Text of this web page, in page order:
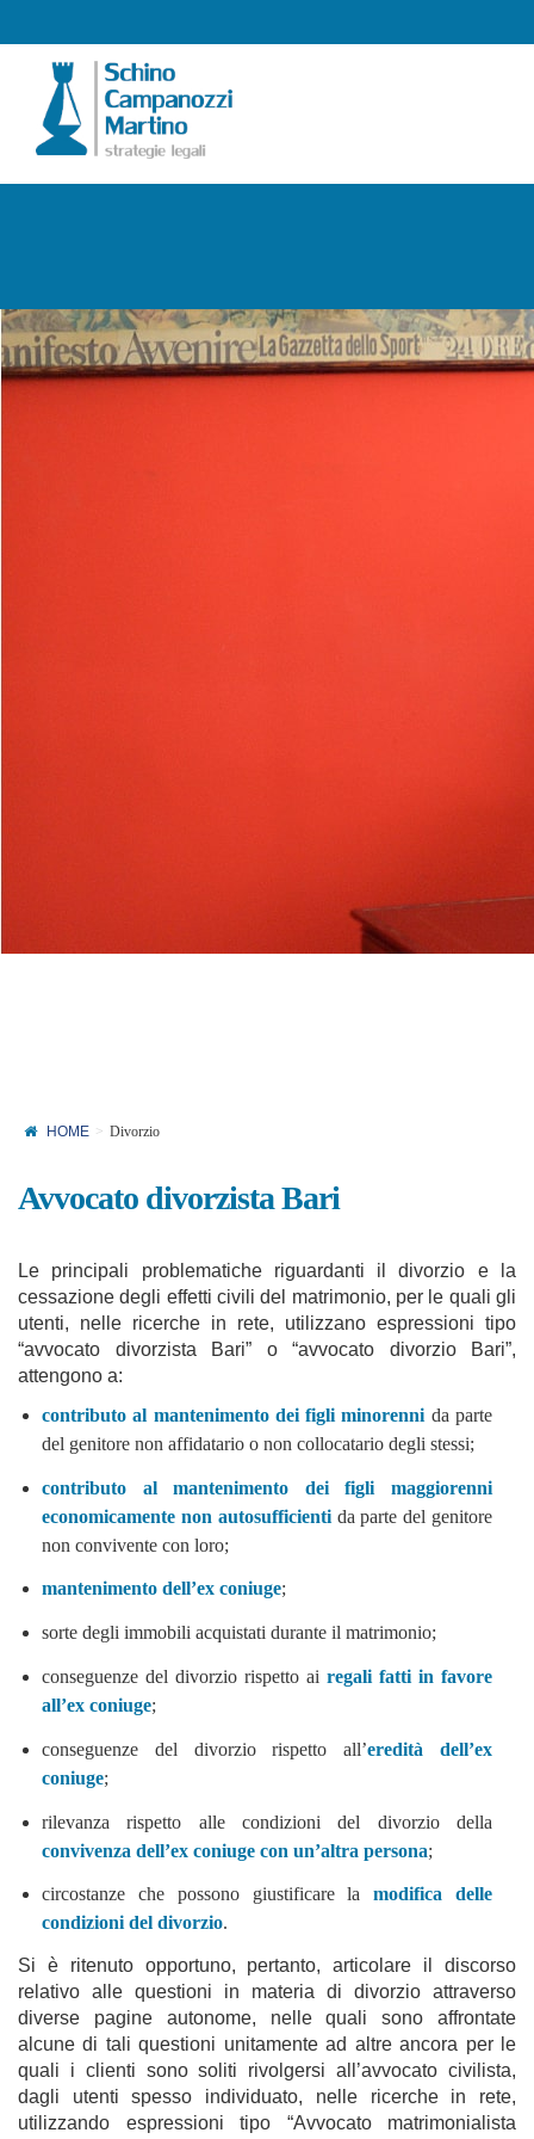
HOME Divorzio
Avvocato divorzista Bari
Le principali problematiche riguardanti il divorzio e la
cessazione degli effetti civili del matrimonio, per le quali gli
utenti, nelle ricerche in rete, utilizzano espressioni tipo
“avvocato divorzista Bari” o “avvocato divorzio Bari”,
attengono a:
contributo al mantenimento dei figli minorenni da parte
del genitore non affidatario o non collocatario degli stessi;
contributo al mantenimento dei figli maggiorenni
economicamente non autosufficientida parte del genitore
non convivente con loro;
mantenimento dell’ex coniuge;
sorte degli immobili acquistati durante il matrimonio;
conseguenze del divorzio rispetto ai regali fatti in favore
all’ex coniuge;
conseguenze del divorzio rispetto all’eredità dell’ex
coniuge;
rilevanza rispetto alle condizioni del divorzio della
convivenza dell’ex coniuge con un’altra persona;
circostanze che possono giustificare lamodifica delle
condizioni del divorzio.
Si è ritenuto opportuno, pertanto, articolare il discorso
relativo alle questioni in materia di divorzio attraverso
diverse pagine autonome, nelle quali sono affrontate
alcune di tali questioni unitamente ad altre ancora per le
quali i clienti sono soliti rivolgersi all’avvocato civilista,
dagli utenti spesso individuato, nelle ricerche in rete,
utilizzando espressioni tipo “Avvocato matrimonialista